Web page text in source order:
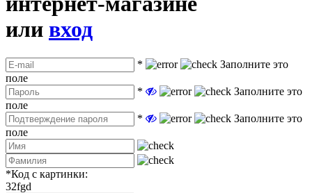
или вход
*
Заполните это
поле
*
Заполните это
поле
*
Заполните это
поле
*Код с картинки:
32fgd